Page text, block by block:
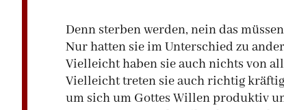
Denn sterben werden, nein das
Nur hatten sie im Unterschied zu
Vielleicht haben sie auch nichts von
Vielleicht treten sie auch richtig
um sich um Gottes Willen produktiv